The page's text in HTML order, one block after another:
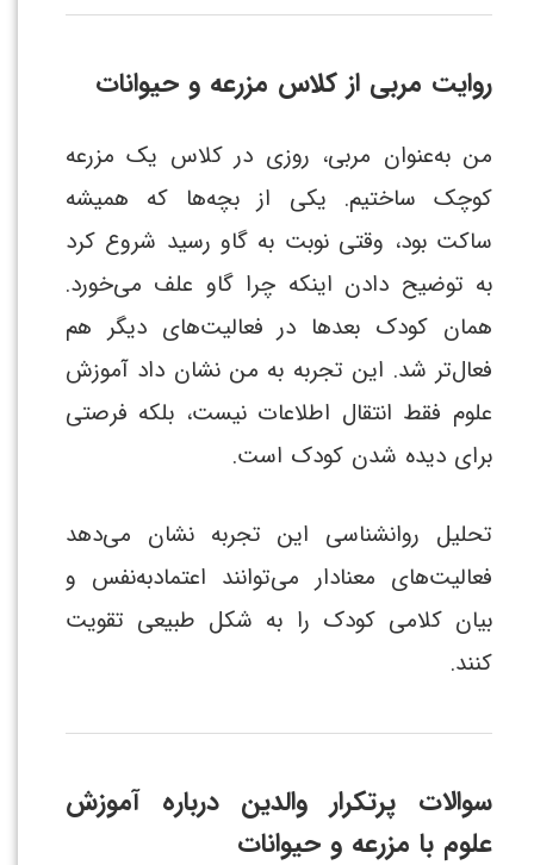
روایت مربی از کلاس مزرعه و حیوانات
من به‌عنوان مربی، روزی در کلاس یک مزرعه
کوچک ساختیم. یکی از بچه‌ها که همیشه
ساکت بود، وقتی نوبت به گاو رسید شروع کرد
به توضیح دادن اینکه چرا گاو علف می‌خورد.
همان کودک بعدها در فعالیت‌های دیگر هم
فعال‌تر شد. این تجربه به من نشان داد آموزش
علوم فقط انتقال اطلاعات نیست، بلکه فرصتی
برای دیده شدن کودک است.
تحلیل روانشناسی این تجربه نشان می‌دهد
فعالیت‌های معنادار می‌توانند اعتمادبه‌نفس و
بیان کلامی کودک را به شکل طبیعی تقویت
کنند.
سوالات پرتکرار والدین درباره آموزش
علوم با مزرعه و حیوانات